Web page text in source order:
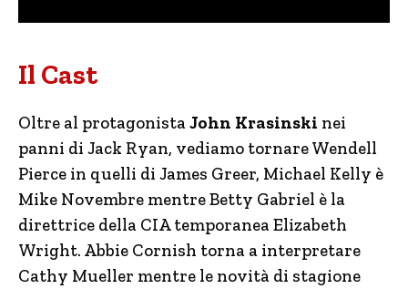
Il Cast
Oltre al protagonista John Krasinski nei
panni di Jack Ryan, vediamo tornare Wendell
Pierce in quelli di James Greer, Michael Kelly è
Mike Novembre mentre Betty Gabriel è la
direttrice della CIA temporanea Elizabeth
Wright. Abbie Cornish torna a interpretare
Cathy Mueller mentre le novità di stagione